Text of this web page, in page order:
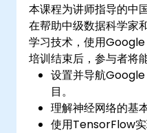
本课程为讲师指导的中
在帮助中级数据科学家
学习技术，使用Google
培训结束后，参与者将
设置并导航
目。
理解神经网络的基
使用TensorFlow实